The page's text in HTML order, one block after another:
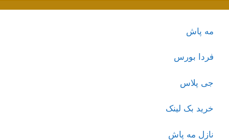
مه پاش
فردا بورس
جی پلاس
خرید بک لینک
نازل مه پاش